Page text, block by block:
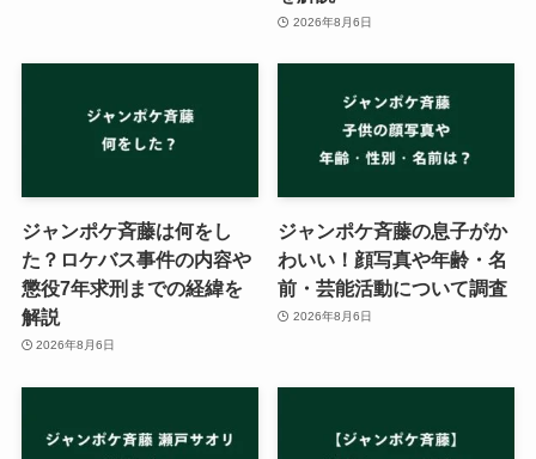
2026年8月6日
ジャンポケ斉藤は何をし
た？ロケバス事件の内容や
懲役7年求刑までの経緯を
解説
2026年8月6日
ジャンポケ斉藤の息子がか
わいい！顔写真や年齢・名
前・芸能活動について調査
2026年8月6日